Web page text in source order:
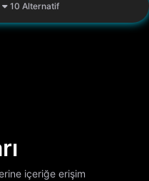
10 Alternatif
içeriğe erişim